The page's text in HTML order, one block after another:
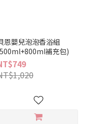
恩嬰兒泡泡香浴組
補充包)